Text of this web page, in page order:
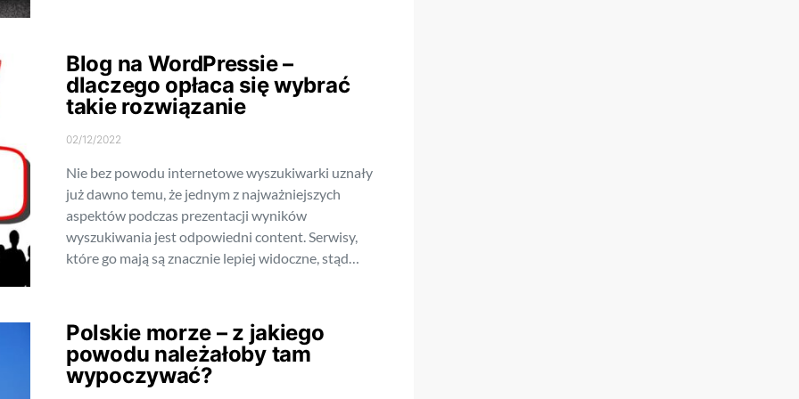
Blog na WordPressie –
dlaczego opłaca się wybrać
takie rozwiązanie
02/12/2022
Nie bez powodu internetowe wyszukiwarki uznały
już dawno temu, że jednym z najważniejszych
aspektów podczas prezentacji wyników
wyszukiwania jest odpowiedni content. Serwisy,
które go mają są znacznie lepiej widoczne, stąd…
Polskie morze – z jakiego
powodu należałoby tam
wypoczywać?